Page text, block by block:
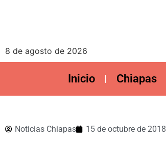
8 de agosto de 2026
Inicio Chiapas
Noticias Chiapas 15 de octubre de 2018